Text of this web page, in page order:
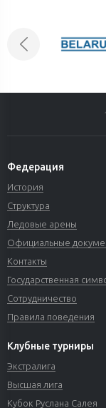
Федерация
История
Структура
Ледовые арены
Официальные
Контакты
Государственная
Сотрудничество
Правила поведения
Клубные турниры
Экстралига
Высшая лига
Кубок Руслана Салея